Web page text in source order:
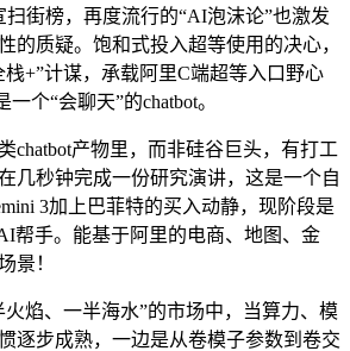
街榜，再度流行的“AI泡沫论”也激发
的质疑。饱和式投入超等使用的决心，
栈+”计谋，承载阿里C端超等入口野心
个“会聊天”的chatbot。
产物里，而非硅谷巨头，有打工
几秒钟完成一份研究演讲，这是一个自
3加上巴菲特的买入动静，现阶段是
帮手。能基于阿里的电商、地图、金
景！
焰、一半海水”的市场中，当算力、模
逐步成熟，一边是从卷模子参数到卷交